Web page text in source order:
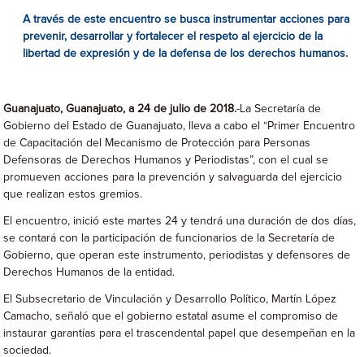
A través de este encuentro se busca instrumentar acciones para
prevenir, desarrollar y fortalecer el respeto al ejercicio de la
libertad de expresión y de la defensa de los derechos humanos.
Guanajuato, Guanajuato, a 24 de julio de 2018.-La Secretaría de
Gobierno del Estado de Guanajuato, lleva a cabo el “Primer Encuentro
de Capacitación del Mecanismo de Protección para Personas
Defensoras de Derechos Humanos y Periodistas”, con el cual se
promueven acciones para la prevención y salvaguarda del ejercicio
que realizan estos gremios.
El encuentro, inició este martes 24 y tendrá una duración de dos días,
se contará con la participación de funcionarios de la Secretaría de
Gobierno, que operan este instrumento, periodistas y defensores de
Derechos Humanos de la entidad.
El Subsecretario de Vinculación y Desarrollo Político, Martín López
Camacho, señaló que el gobierno estatal asume el compromiso de
instaurar garantías para el trascendental papel que desempeñan en la
sociedad.